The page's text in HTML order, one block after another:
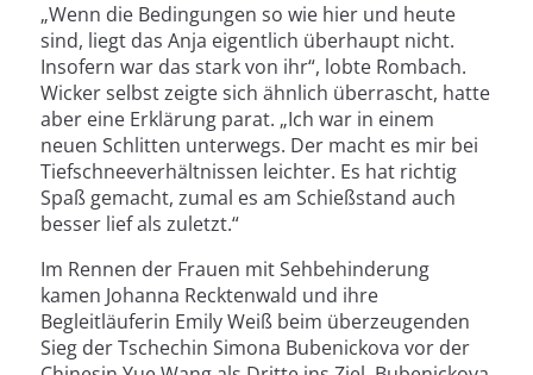
„Wenn die Bedingungen so wie hier und heute
sind, liegt das Anja eigentlich überhaupt nicht.
Insofern war das stark von ihr“, lobte Rombach.
Wicker selbst zeigte sich ähnlich überrascht, hatte
aber eine Erklärung parat. „Ich war in einem
neuen Schlitten unterwegs. Der macht es mir bei
Tiefschneeverhältnissen leichter. Es hat richtig
Spaß gemacht, zumal es am Schießstand auch
besser lief als zuletzt.“
Im Rennen der Frauen mit Sehbehinderung
kamen Johanna Recktenwald und ihre
Begleitläuferin Emily Weiß beim überzeugenden
Sieg der Tschechin Simona Bubenickova vor der